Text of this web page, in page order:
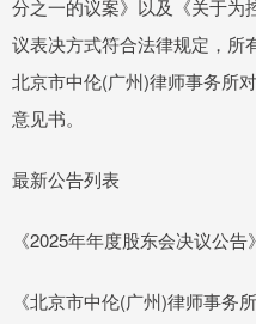
分之一的议案》以及《关于为
议表决方式符合法律规定，所
北京市中伦(广州)律师事务所
意见书。
最新公告列表
《2025年年度股东会决议公告》
《北京市中伦(广州)律师事务